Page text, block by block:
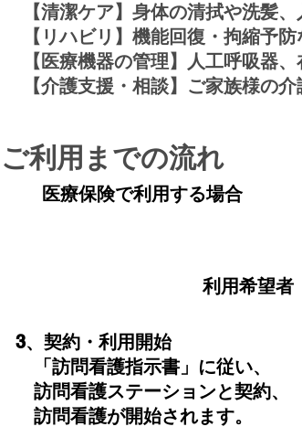
【清潔ケア】身体の清拭や洗髪
【リハビリ】機能回復・拘縮予
【医療機器の管理】人工呼吸器
【介護支援・相談】ご家族様の
​ご利用までの流れ
​医療保険で利用する場合
利用希望者
​3、契約・利用開始
「訪問看護指示書」に従い、
訪問看護ステーションと契約、
訪問看護が開始されます。